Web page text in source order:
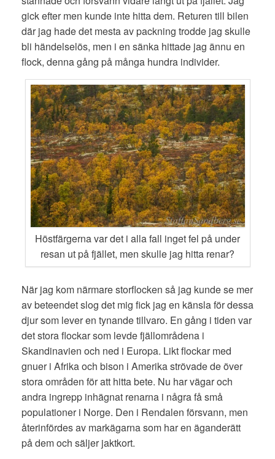
gick efter men kunde inte hitta dem. Returen till bilen
där jag hade det mesta av packning trodde jag skulle
bli händelselös, men i en sänka hittade jag ännu en
flock, denna gång på många hundra individer.
Höstfärgerna var det i alla fall inget fel på under
resan ut på fjället, men skulle jag hitta renar?
När jag kom närmare storflocken så jag kunde se mer
av beteendet slog det mig fick jag en känsla för dessa
djur som lever en tynande tillvaro. En gång i tiden var
det stora flockar som levde fjällområdena i
Skandinavien och ned i Europa. Likt flockar med
gnuer i Afrika och bison i Amerika strövade de över
stora områden för att hitta bete. Nu har vägar och
andra ingrepp inhägnat renarna i några få små
populationer i Norge. Den i Rendalen försvann, men
återinfördes av markägarna som har en äganderätt
på dem och säljer jaktkort.